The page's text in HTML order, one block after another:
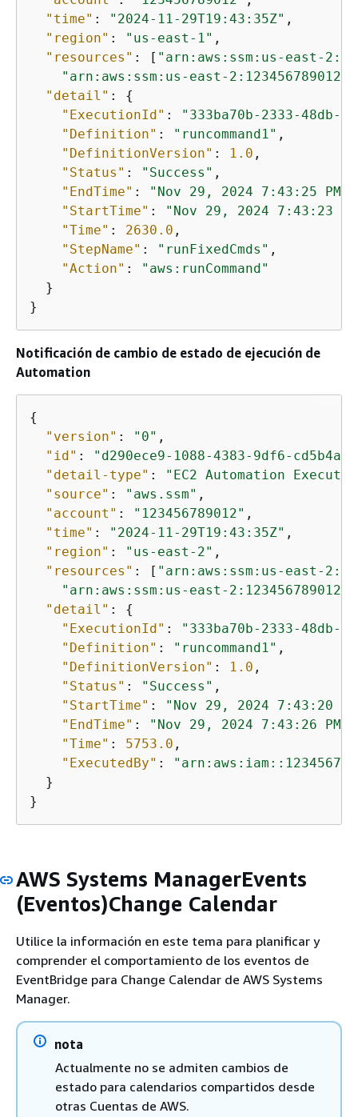
"time" : "2024-11-29T19:43:35Z" ,
"region" : "us-east-1" ,
"resources" : [ "arn:aws:ssm:us-east-
"arn:aws:ssm:us-east-
"detail" : {
"ExecutionId" :
"333ba70b-2333-48db-
"Definition" : "runcommand1" ,
"DefinitionVersion" : 1.0 ,
"Status" : "Success" ,
"EndTime" : "Nov 29, 2024 7:43:25 PM"
"StartTime" :
"Nov 29, 2024 7:43:23
"Time" : 2630.0 ,
"StepName" : "runFixedCmds" ,
"Action" :
"aws:runCommand"
  }
}
Notificación de cambio de estado de ejecución de
Automation
{
"version" : "0" ,
"id" :
"d290ece9-1088-4383-9df6-
"detail-type" :
"EC2 Automation
"source" : "aws.ssm" ,
"account" : "123456789012" ,
"time" : "2024-11-29T19:43:35Z" ,
"region" : "us-east-2" ,
"resources" : [ "arn:aws:ssm:us-east-
"arn:aws:ssm:us-east-
"detail" : {
"ExecutionId" :
"333ba70b-2333-48db-
"Definition" : "runcommand1" ,
"DefinitionVersion" : 1.0 ,
"Status" : "Success" ,
"StartTime" :
"Nov 29, 2024 7:43:20
"EndTime" : "Nov 29, 2024 7:43:26 PM"
"Time" : 5753.0 ,
"ExecutedBy" :
  }
}
AWS Systems ManagerEvents
(Eventos)Change Calendar
Utilice la información en este tema para planificar y
comprender el comportamiento de los eventos de
EventBridge para Change Calendar de AWS Systems
Manager.
nota
Actualmente no se admiten cambios de
estado para calendarios compartidos desde
otras Cuentas de AWS.